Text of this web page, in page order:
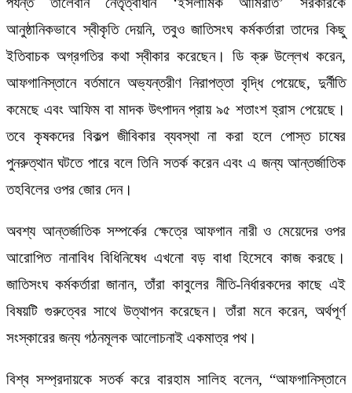
আনুষ্ঠানিকভাবে স্বীকৃতি দেয়নি, তবুও জাতিসংঘ কর্মকর্তারা তাদের কিছু
ইতিবাচক অগ্রগতির কথা স্বীকার করেছেন। ডি ক্রু উল্লেখ করেন,
আফগানিস্তানে বর্তমানে অভ্যন্তরীণ নিরাপত্তা বৃদ্ধি পেয়েছে, দুর্নীতি
কমেছে এবং আফিম বা মাদক উৎপাদন প্রায় ৯৫ শতাংশ হ্রাস পেয়েছে।
তবে কৃষকদের বিকল্প জীবিকার ব্যবস্থা না করা হলে পোস্ত চাষের
পুনরুত্থান ঘটতে পারে বলে তিনি সতর্ক করেন এবং এ জন্য আন্তর্জাতিক
তহবিলের ওপর জোর দেন।
অবশ্য আন্তর্জাতিক সম্পর্কের ক্ষেত্রে আফগান নারী ও মেয়েদের ওপর
আরোপিত নানাবিধ বিধিনিষেধ এখনো বড় বাধা হিসেবে কাজ করছে।
জাতিসংঘ কর্মকর্তারা জানান, তাঁরা কাবুলের নীতি-নির্ধারকদের কাছে এই
বিষয়টি গুরুত্বের সাথে উত্থাপন করেছেন। তাঁরা মনে করেন, অর্থপূর্ণ
সংস্কারের জন্য গঠনমূলক আলোচনাই একমাত্র পথ।
বিশ্ব সম্প্রদায়কে সতর্ক করে বারহাম সালিহ বলেন, “আফগানিস্তানে